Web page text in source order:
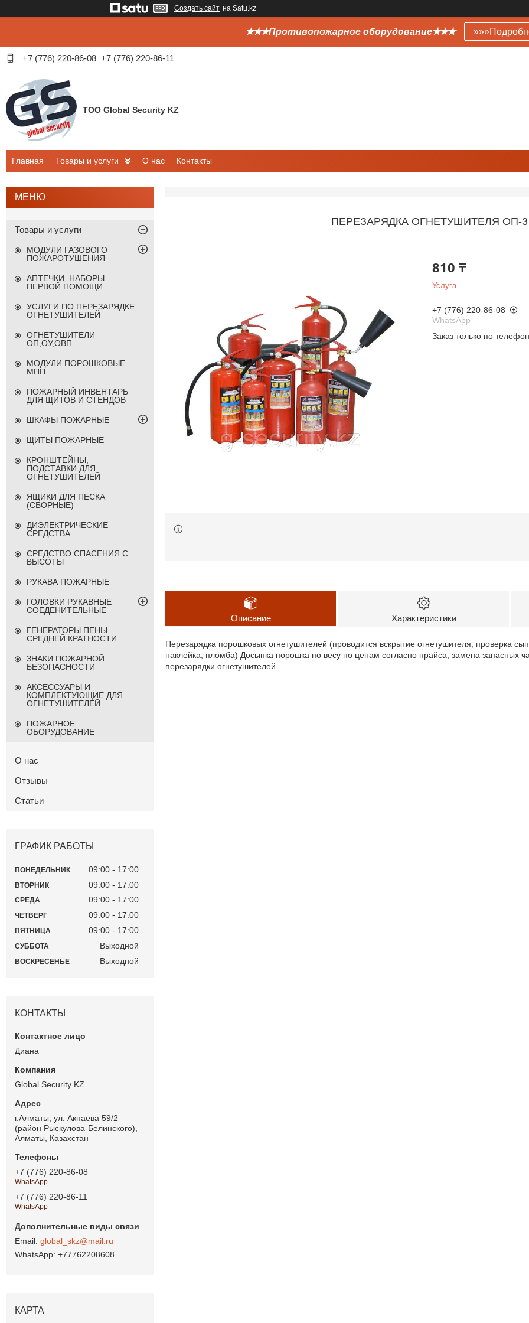
Создать сайт на Satu.kz
✭✭✭Противопожарное оборудование✭✭✭
+7 (776) 220-86-08 +7 (776) 220-86-11
ТОО Global Security KZ
Главная Товары и услуги О нас Контакты
ПЕРЕЗАРЯДКА ОГНЕТУШИТЕЛЯ ОП-
810 ₸
Услуга
+7 (776) 220-86-08
WhatsApp
Заказ только по
Описание Характеристики
Перезарядка порошковых огнетушителей (проводится вскрытие огнетушителя, проверка
наклейка, пломба) Досыпка порошка по весу по ценам согласно прайса, замена запасных
перезарядки огнетушителей.
Товары и услуги
МОДУЛИ ГАЗОВОГО
ПОЖАРОТУШЕНИЯ
АПТЕЧКИ, НАБОРЫ
ПЕРВОЙ ПОМОЩИ
УСЛУГИ ПО ПЕРЕЗАРЯДКЕ
ОГНЕТУШИТЕЛЕЙ
ОГНЕТУШИТЕЛИ
ОП,ОУ,ОВП
МОДУЛИ ПОРОШКОВЫЕ
МПП
ПОЖАРНЫЙ ИНВЕНТАРЬ
ДЛЯ ЩИТОВ И СТЕНДОВ
ШКАФЫ ПОЖАРНЫЕ
ЩИТЫ ПОЖАРНЫЕ
КРОНШТЕЙНЫ,
ПОДСТАВКИ ДЛЯ
ОГНЕТУШИТЕЛЕЙ
ЯЩИКИ ДЛЯ ПЕСКА
(СБОРНЫЕ)
ДИЭЛЕКТРИЧЕСКИЕ
СРЕДСТВА
СРЕДСТВО СПАСЕНИЯ С
ВЫСОТЫ
РУКАВА ПОЖАРНЫЕ
ГОЛОВКИ РУКАВНЫЕ
СОЕДЕНИТЕЛЬНЫЕ
ГЕНЕРАТОРЫ ПЕНЫ
СРЕДНЕЙ КРАТНОСТИ
ЗНАКИ ПОЖАРНОЙ
БЕЗОПАСНОСТИ
АКСЕССУАРЫ И
КОМПЛЕКТУЮЩИЕ ДЛЯ
ОГНЕТУШИТЕЛЕЙ
ПОЖАРНОЕ
ОБОРУДОВАНИЕ
О нас
Отзывы
Статьи
ГРАФИК РАБОТЫ
ПОНЕДЕЛЬНИК 09:00 17:00
ВТОРНИК 09:00 17:00
СРЕДА 09:00 17:00
ЧЕТВЕРГ 09:00 17:00
ПЯТНИЦА 09:00 17:00
СУББОТА Выходной
ВОСКРЕСЕНЬЕ Выходной
КОНТАКТЫ
Диана
Global Security KZ
г.Алматы, ул. Акпаева 59/2
(район Рыскулова-Белинского),
Алматы, Казахстан
+7 (776) 220-86-08
WhatsApp
+7 (776) 220-86-11
WhatsApp
global_skz@mail.ru
+77762208608
КАРТА